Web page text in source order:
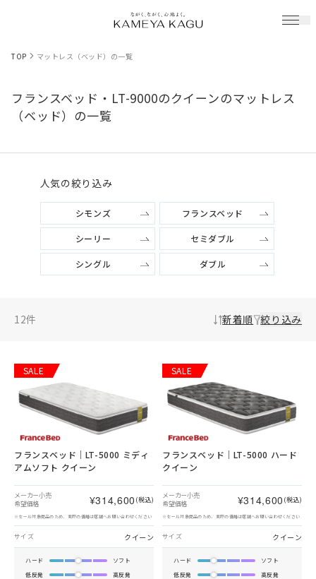
TOP マットレス（ベッド）の一覧
フランスベッド・LT-9000のクイーンのマットレス
（ベッド）の一覧
人気の絞り込み
シモンズ フランスベッド
シーリー セミダブル
シングル ダブル
12件 新着順 絞り込み
SALE
フランスベッド｜LT-5000 ミディ
アムソフト クイーン
メーカー小売
希望価格
¥314,600 (税込)
※セール対象商品のため、実際の価格は店舗へお問い合わせください
サイズ クイーン
ハード
ソフト
低反発
高反発
SALE
フランスベッド｜LT-5000 ハード
クイーン
メーカー小売
希望価格
¥314,600 (税込)
※セール対象商品のため、実際の価格は店舗へお問い合わせください
サイズ クイーン
ハード
ソフト
低反発
高反発